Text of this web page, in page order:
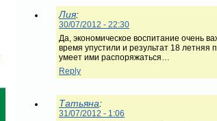
Лия:
30/07/2012 - 22:30
Да, экономическое воспитание очень
время упустили и результат 18 летняя
умеет ими распоряжаться…
Reply
Татьяна:
31/07/2012 - 1:06